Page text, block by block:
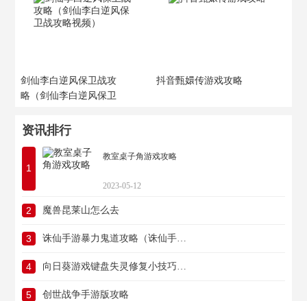
剑仙李白逆风保卫战攻
略（剑仙李白逆风保卫
抖音甄嬛传游戏攻略
资讯排行
1
教室桌子角游戏攻略
2023-05-12
2 魔兽昆莱山怎么去
3 诛仙手游暴力鬼道攻略（诛仙手游暴力鬼道攻略视频）
4 向日葵游戏键盘失灵修复小技巧（向日葵游戏键盘失灵修复小技巧是什么）
5 创世战争手游版攻略